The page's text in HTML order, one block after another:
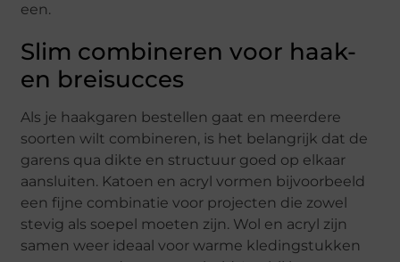
een.
Slim combineren voor haak-
en breisucces
Als je haakgaren bestellen gaat en meerdere
soorten wilt combineren, is het belangrijk dat de
garens qua dikte en structuur goed op elkaar
aansluiten. Katoen en acryl vormen bijvoorbeeld
een fijne combinatie voor projecten die zowel
stevig als soepel moeten zijn. Wol en acryl zijn
samen weer ideaal voor warme kledingstukken